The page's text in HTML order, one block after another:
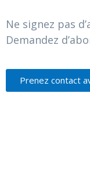
Ne signez pas
Demandez
Prenez contact